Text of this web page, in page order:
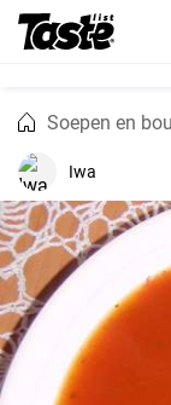
Soepen en
Iwa